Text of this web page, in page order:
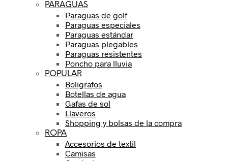
PARAGUAS
Paraguas de golf
Paraguas especiales
Paraguas estándar
Paraguas plegables
Paraguas resistentes
Poncho para lluvia
POPULAR
Boligrafos
Botellas de agua
Gafas de sol
Llaveros
Shopping y bolsas de la compra
ROPA
Accesorios de textil
Camisas